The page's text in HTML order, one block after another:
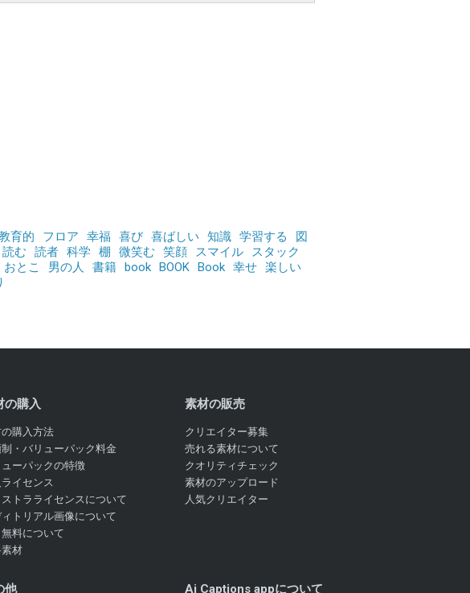
育的 フロア 幸福 喜び 喜ばしい 知識 学習する
図
読む 読者 科学 棚 微笑む 笑顔 スマイル
スタック
おとこ 男の人 書籍 book BOOK Book 幸せ 楽しい
の購入
購入方法
制・バリューパック料金
ーパックの特徴
イセンス
ストラライセンスについて
ィトリアル画像について
料について
材
素材の販売
クリエイター募集
売れる素材について
クオリティチェック
素材のアップロード
人気クリエイター
他 Ai Captions appについて